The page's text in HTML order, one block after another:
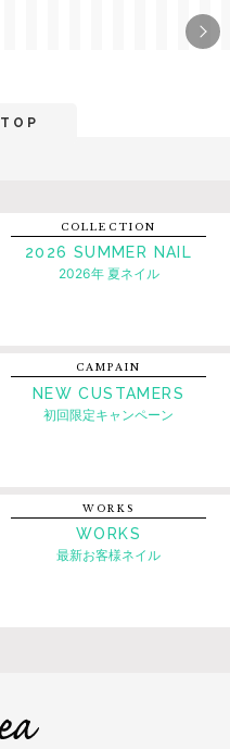
TOP
COLLECTION
2026 SUMMER NAIL
2026年 夏ネイル
CAMPAIN
NEW CUSTAMERS
初回限定キャンペーン
WORKS
WORKS
最新お客様ネイル